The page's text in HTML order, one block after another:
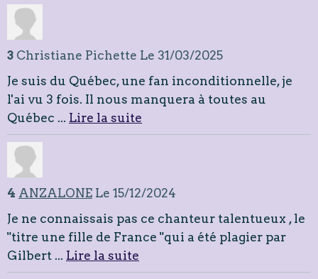
3 Christiane Pichette Le 31/03/2025
Je suis du Québec, une fan inconditionnelle, je
l'ai vu 3 fois. Il nous manquera à toutes au
Québec ... Lire la suite
4 ANZALONE Le 15/12/2024
Je ne connaissais pas ce chanteur talentueux , le
"titre une fille de France "qui a été plagier par
Gilbert ... Lire la suite